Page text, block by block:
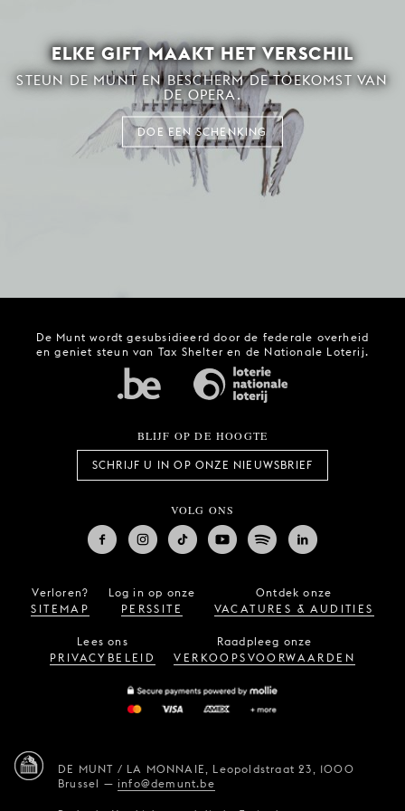
ELKE GIFT MAAKT HET VERSCHIL
STEUN DE MUNT EN BESCHERM DE TOEKOMST VAN
DE OPERA.
DOE EEN SCHENKING
De Munt wordt gesubsidieerd door de federale overheid
en geniet steun van Tax Shelter en de Nationale Loterij.
BLIJF OP DE HOOGTE
SCHRIJF U IN OP ONZE NIEUWSBRIEF
VOLG ONS
Verloren?
SITEMAP
Log in op onze
PERSSITE
Ontdek onze
VACATURES & AUDITIES
Lees ons
PRIVACYBELEID
Raadpleeg onze
VERKOOPSVOORWAARDEN
DE MUNT / LA MONNAIE, Leopoldstraat 23, 1000
Brussel —info@demunt.be